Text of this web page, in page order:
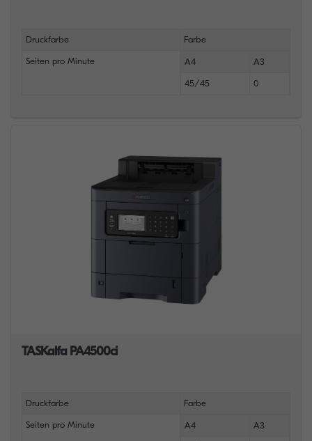
Druckfarbe Farbe
Seiten pro Minute A4 A3
45/45 0
TASKalfa PA4500ci
Druckfarbe Farbe
Seiten pro Minute A4 A3